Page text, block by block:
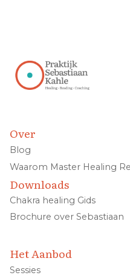
Over
Blog
Waarom Master Healing
Downloads
Chakra healing Gids
Brochure over Sebastiaan
Het Aanbod
Sessies